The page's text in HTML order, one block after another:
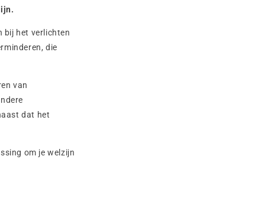
bij het verlichten
die
van
dat het
om je welzijn